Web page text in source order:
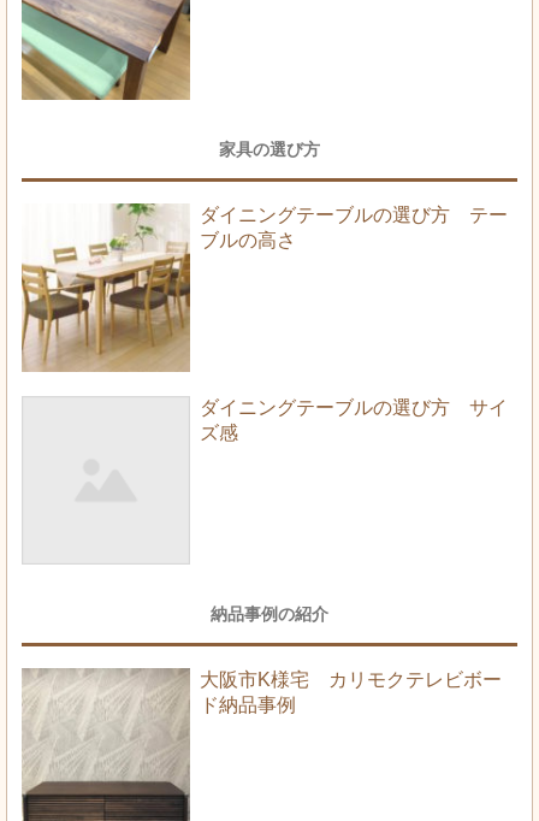
家具の選び方
ダイニングテーブルの選び方 テー
ブルの高さ
ダイニングテーブルの選び方 サイ
ズ感
納品事例の紹介
大阪市K様宅 カリモクテレビボー
ド納品事例